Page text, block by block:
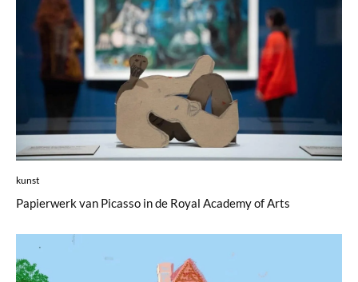
kunst
Papierwerk van Picasso in de Royal Academy of Arts